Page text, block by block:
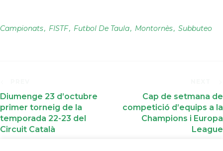
Campionats FISTF Futbol De Taula Montornès Subbuteo
Diumenge 23 d’octubre
primer torneig de la
temporada 22-23 del
Circuit Català
Cap de setmana de
competició d’equips a la
Champions i Europa
League